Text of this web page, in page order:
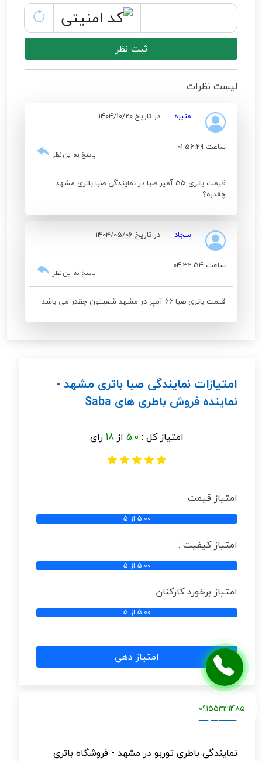
ثبت نظر
لیست نظرات
منیره در تاریخ 1404/10/20
ساعت 01:56:29
پاسخ به این نظر
قیمت باتری 55 آمپر صبا در نمایندگی صبا باتری مشهد
چقدره؟
سجاد در تاریخ 1404/05/06
ساعت 04:32:54
پاسخ به این نظر
قیمت باتری صبا 66 آمپر در مشهد شعبتون چقدر می باشد
امتیازات نمایندگی صبا باتری مشهد -
نماینده فروش باطری های Saba
امتیاز کل : 5.0 از 18رای
امتیاز قیمت
5.00 از 5
امتیاز کیفیت :
5.00 از 5
امتیاز برخورد کارکنان
5.00 از 5
امتیاز دهی
صفحات
نمایندگی باطری توربو در مشهد - فروشگاه باتری
09155331485